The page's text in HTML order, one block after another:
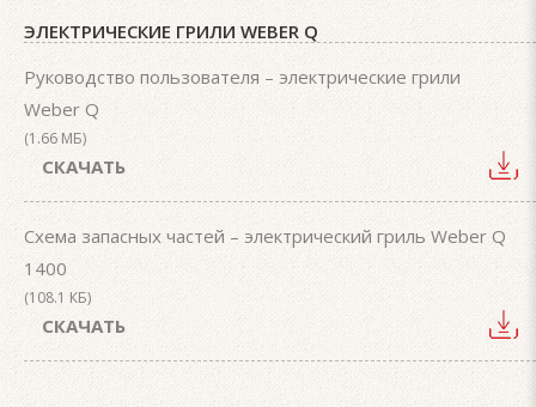
ЭЛЕКТРИЧЕСКИЕ ГРИЛИ WEBER Q
Руководство пользователя – электрические грили
Weber Q
(1.66 МБ)
СКАЧАТЬ
Схема запасных частей – электрический гриль Weber Q
1400
(108.1 КБ)
СКАЧАТЬ